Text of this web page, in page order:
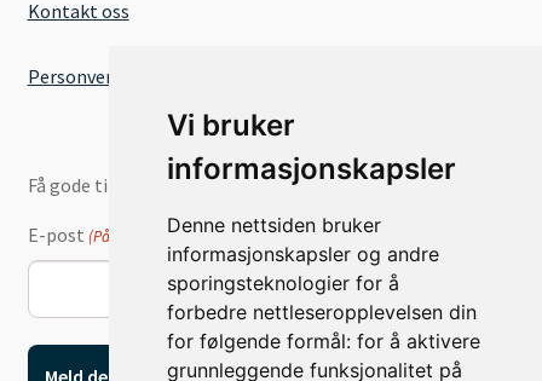
Vi bruker
informasjonskapsler
Denne nettsiden bruker
informasjonskapsler og andre
sporingsteknologier for å
forbedre nettleseropplevelsen din
for følgende formål: for å aktivere
grunnleggende funksjonalitet på
Kontakt oss
Personvernserklæring
Få gode tilbud og nyheter på e-post
E-post (Påkrevd)